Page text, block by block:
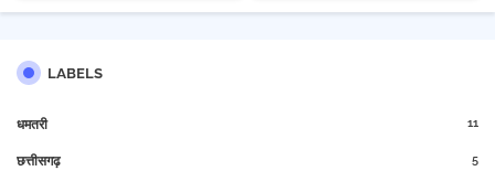
LABELS
धमतरी 11
छत्तीसगढ़ 5